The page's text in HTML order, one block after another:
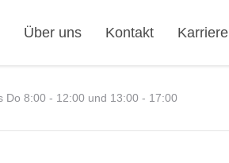
Über uns Kontakt Karriere
Do 8:00 - 12:00 und 13:00 - 17:00